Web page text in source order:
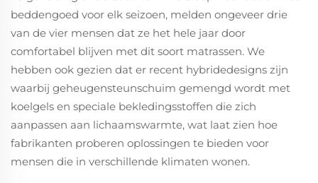
beddengoed voor elk seizoen, melden ongeveer drie
van de vier mensen dat ze het hele jaar door
comfortabel blijven met dit soort matrassen. We
hebben ook gezien dat er recent hybridedesigns zijn
waarbij geheugensteunschuim gemengd wordt met
koelgels en speciale bekledingsstoffen die zich
aanpassen aan lichaamswarmte, wat laat zien hoe
fabrikanten proberen oplossingen te bieden voor
mensen die in verschillende klimaten wonen.